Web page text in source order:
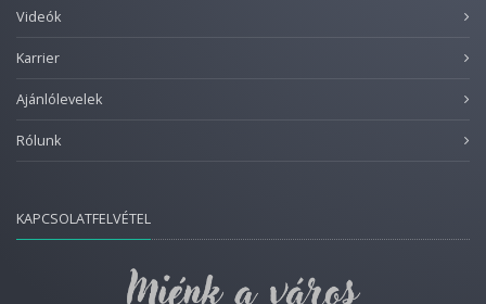
Videók
Karrier
Ajánlólevelek
Rólunk
KAPCSOLATFELVÉTEL